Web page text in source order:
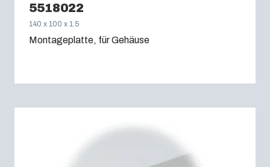
5518022
140 x 100 x 1.5
Montageplatte, für Gehäuse